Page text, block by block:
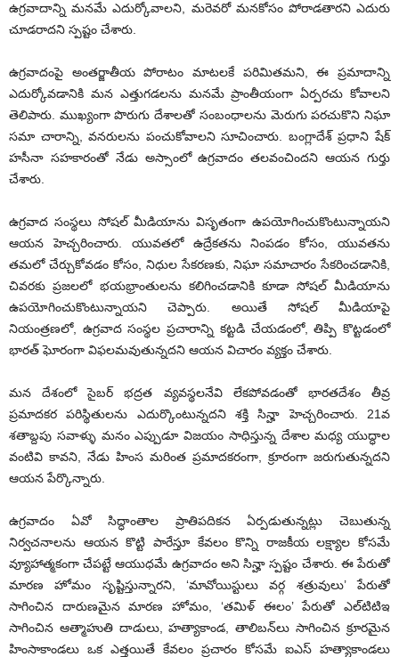
ఉగ్రవాదాన్ని మనమే ఎదుర్కోవాలని, మరెవరో మనకోసం పోరాడతారని ఎదురు
చూడరాదని స్పష్టం చేశారు.
ఉగ్రవాదంపై అంతర్జాతీయ పోరాటం మాటలకే పరిమితమని, ఈ ప్రమాదాన్ని
ఎదుర్కోవడానికి మన ఎత్తుగడలను మనమే ప్రాంతీయంగా ఏర్పరచు కోవాలని
తెలిపారు. ముఖ్యంగా పొరుగు దేశాలతో సంబంధాలను మెరుగు పరచుకొని నిఘా
సమా చారాన్ని, వనరులను పంచుకోవాలని సూచించారు. బంగ్లాదేశ్‌ ప్రధాని షేక్‌
హసీనా సహకారంతో నేడు అస్సాంలో ఉగ్రవాదం తలవంచిందని ఆయన గుర్తు
చేశారు.
ఉగ్రవాద సంస్థలు సోషల్‌ మీడియాను విసృతంగా ఉపయోగించుకొంటున్నాయని
ఆయన హెచ్చరించారు. యువతలో ఉద్రేకతను నింపడం కోసం, యువతను
తమలో చేర్చుకోవడం కోసం, నిధుల సేకరణకు, నిఘా సమాచారం సేకరించడానికి,
చివరకు ప్రజలలో భయభ్రాంతులను కలిగించడానికి కూడా సోషల్‌ మీడియాను
ఉపయోగించుకొంటున్నాయని చెప్పారు. అయితే సోషల్‌ మీడియాపై
నియంత్రణలో, ఉగ్రవాద సంస్థల ప్రచారాన్ని కట్టడి చేయడంలో, తిప్పి కొట్టడంలో
భారత్‌ ఘోరంగా విఫలమవుతున్నదని ఆయన విచారం వ్యక్తం చేశారు.
మన దేశంలో సైబర్‌ భద్రత వ్యవస్థలనేవి లేకపోవడంతో భారతదేశం తీవ్ర
ప్రమాదకర పరిస్థితులను ఎదుర్కొంటున్నదని శక్తి సిన్హా హెచ్చరించారు. 21వ
శతాబ్దపు సవాళ్ళు మనం ఎప్పుడూ విజయం సాధిస్తున్న దేశాల మధ్య యుద్ధాల
వంటివి కావని, నేడు హింస మరింత ప్రమాదకరంగా, క్రూరంగా జరుగుతున్నదని
ఆయన పేర్కొన్నారు.
ఉగ్రవాదం ఏవో సిద్ధాంతాల ప్రాతిపదికన ఏర్పడుతున్నట్లు చెబుతున్న
నిర్వచనాలను ఆయన కొట్టి పారేస్తూ కేవలం కొన్ని రాజకీయ లక్ష్యాల కోసమే
వ్యూహాత్మకంగా చేపట్టే ఆయుధమే ఉగ్రవాదం అని సిన్హా స్పష్టం చేశారు. ఈ పేరుతో
మారణ హోమం సృష్టిస్తున్నారని, ‘మావోయిస్టులు వర్గ శత్రువులు’ పేరుతో
సాగించిన దారుణమైన మారణ హోమం, ‘తమిళ్‌ ఈలం’ పేరుతో ఎల్‌టిటిఇ
సాగించిన ఆత్మాహుతి దాడులు, హత్యాకాండ, తాలిబన్‌లు సాగించిన క్రూరమైన
హింసాకాండలు ఒక ఎత్తయితే కేవలం ప్రచారం కోసమే ఐఎస్‌ హత్యాకాండలు